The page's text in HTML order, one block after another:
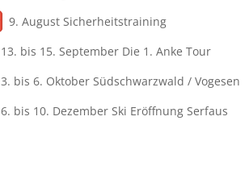
9. August Sicherheitstraining
13. bis 15. September Die 1. Anke Tour
3. bis 6. Oktober Südschwarzwald / Vogesen
6. bis 10. Dezember Ski Eröffnung Serfaus